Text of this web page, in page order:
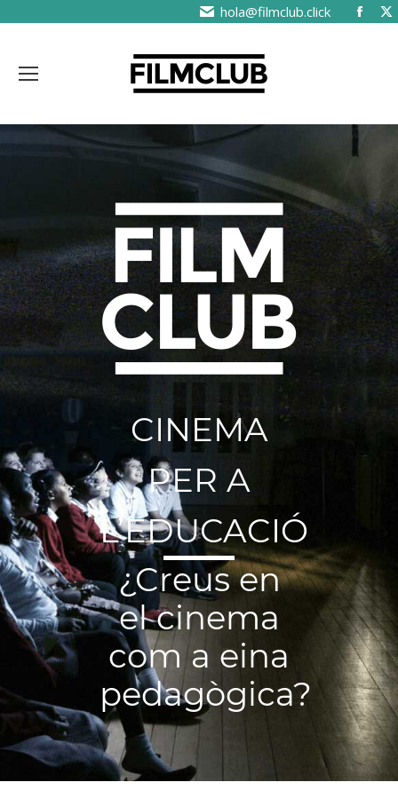
hola@filmclub.click
CINEMA
PER A
L’EDUCACIÓ
¿Creus en
el cinema
com a eina
pedagògica?